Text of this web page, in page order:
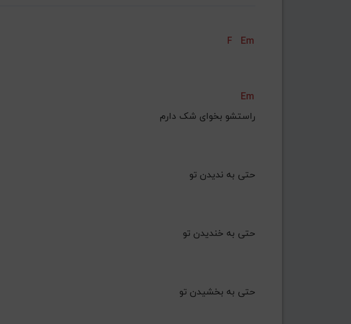
F Em
Em
    راﺳﺘﺸﻮ ﺑﺨﻮای ﺷﮏ دارم
ﺣﺘﻰ ﺑﻪ ﻧﺪﻳﺪن ﺗﻮ
     ﺣﺘﻰ ﺑﻪ ﺧﻨﺪﻳﺪن ﺗﻮ
ﺣﺘﻰ ﺑﻪ ﺑﺨﺸﻴﺪن ﺗﻮ